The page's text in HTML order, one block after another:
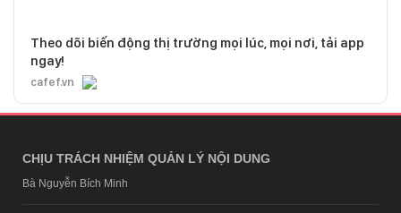
Theo dõi biến động thị trường mọi lúc, mọi nơi, tải app
ngay!
cafef.vn
CHỊU TRÁCH NHIỆM QUẢN LÝ NỘI DUNG
Bà Nguyễn Bích Minh